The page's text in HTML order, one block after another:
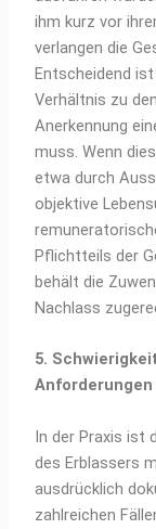
ihm kurz vor
verlangen die
Entscheidend
Verhältnis zu
Anerkennung
muss. Wenn
etwa durch
objektive
Pflichtteils der
behält die
Nachlass
5.
Anforderungen
In der Praxis ist
des Erblassers
ausdrücklich
zahlreichen